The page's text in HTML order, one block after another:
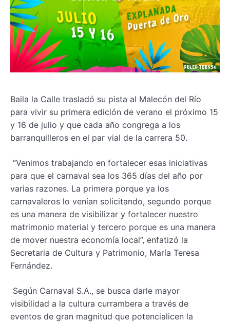
Baila la Calle trasladó su pista al Malecón del Río
para vivir su primera edición de verano el próximo 15
y 16 de julio y que cada año congrega a los
barranquilleros en el par vial de la carrera 50.
“Venimos trabajando en fortalecer esas iniciativas
para que el carnaval sea los 365 días del año por
varias razones. La primera porque ya los
carnavaleros lo venían solicitando, segundo porque
es una manera de visibilizar y fortalecer nuestro
matrimonio material y tercero porque es una manera
de mover nuestra economía local”, enfatizó la
Secretaria de Cultura y Patrimonio, María Teresa
Fernández.
Según Carnaval S.A., se busca darle mayor
visibilidad a la cultura currambera a través de
eventos de gran magnitud que potencialicen la